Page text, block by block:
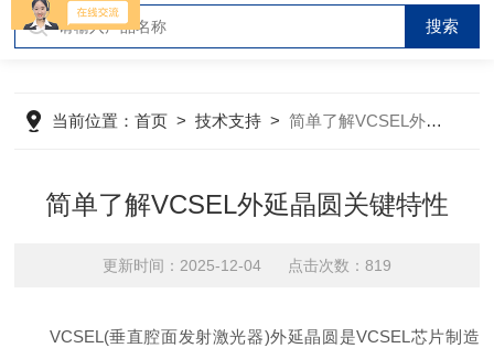
当前位置：首页 >技术支持 >简单了解VCSEL外延晶圆关键特性
简单了解VCSEL外延晶圆关键特性
更新时间：2025-12-04 点击次数：819
VCSEL(垂直腔面发射激光器)外延晶圆是VCSEL芯片制造